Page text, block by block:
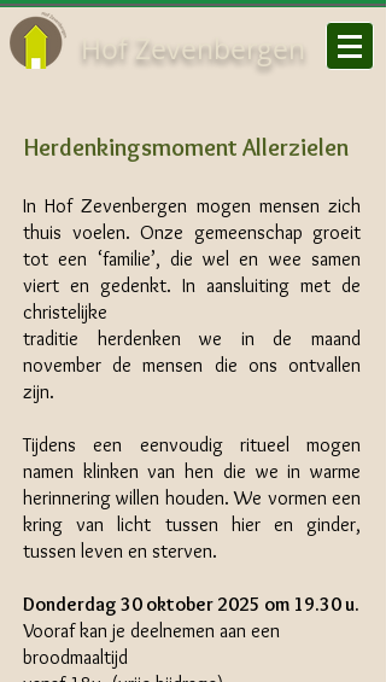
Hof Zevenbergen
Herdenkingsmoment Allerzielen
In Hof Zevenbergen mogen mensen zich
thuis voelen. Onze gemeenschap groeit
tot een ‘familie’, die wel en wee samen
viert en gedenkt. In aansluiting met de
christelijke
traditie herdenken we in de maand
november de mensen die ons ontvallen
zijn.
Tijdens een eenvoudig ritueel mogen
namen klinken van hen die we in warme
herinnering willen houden. We vormen een
kring van licht tussen hier en ginder,
tussen leven en sterven.
Donderdag 30 oktober 2025 om 19.30 u.
Vooraf kan je deelnemen aan een
broodmaaltijd